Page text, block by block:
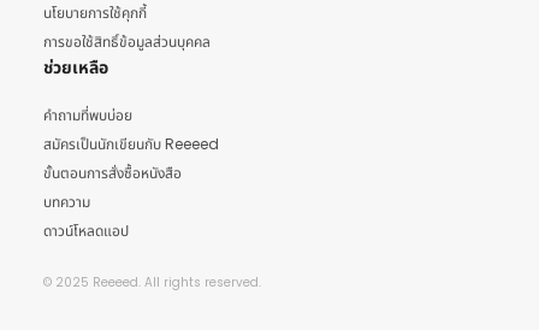
นโยบายการใช้คุกกี้
การขอใช้สิทธิ์ข้อมูลส่วนบุคคล
ช่วยเหลือ
คำถามที่พบบ่อย
สมัครเป็นนักเขียนกับ Reeeed
ขั้นตอนการสั่งซื้อหนังสือ
บทความ
ดาวน์โหลดแอป
© 2025 Reeeed. All rights reserved.